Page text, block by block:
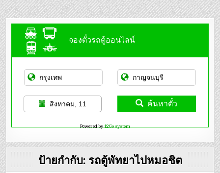
จองตั๋วรถตู้ออนไลน์
สิงหาคม, 11 ค้นหาตั๋ว
Powered by12Go system
ป้ายกำกับ: รถตู้พัทยาไปหมอชิต